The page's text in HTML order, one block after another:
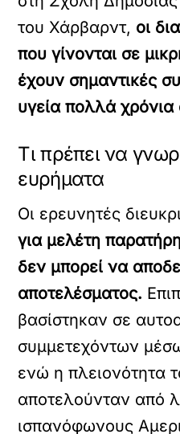
του Χάρβαρντ, οι
που γίνονται σε
έχουν σημαντικές
υγεία πολλά
Τι πρέπει να
ευρήματα
Οι ερευνητές
για μελέτη
δεν μπορεί να
αποτελέσματος.
βασίστηκαν σε
συμμετεχόντων
ενώ η πλειονότητα
αποτελούνταν από
ισπανόφωνους